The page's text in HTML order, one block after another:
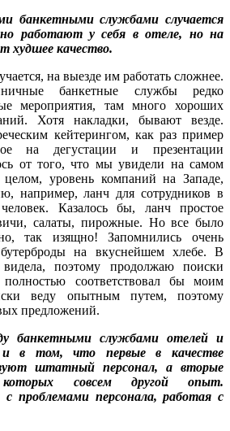
банкетными службами случается
работают у себя в отеле, но на
худшее качество.
на выезде им работать сложнее.
банкетные службы редко
мероприятия, там много хороших
Хотя накладки, бывают везде.
кейтерингом, как раз пример
на дегустации и презентации
от того, что мы увидели на самом
уровень компаний на Западе,
например, ланч для сотрудников в
Казалось бы, ланч простое
салаты, пирожные. Но все было
так изящно! Запомнились очень
на вкуснейшем хлебе. В
поэтому продолжаю поиски
полностью соответствовал бы моим
веду опытным путем, поэтому
предложений.
банкетными службами отелей и
и в том, что первые в качестве
штатный персонал, а вторые
совсем другой опыт.
проблемами персонала, работая с